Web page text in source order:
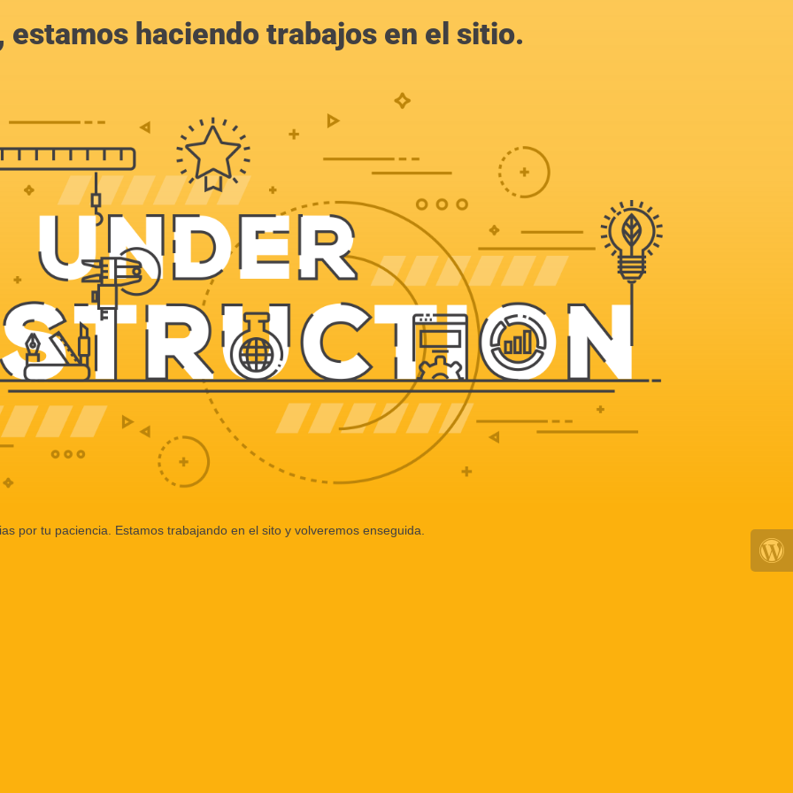
estamos haciendo trabajos en el sitio.
por tu paciencia. Estamos trabajando en el sito y volveremos enseguida.